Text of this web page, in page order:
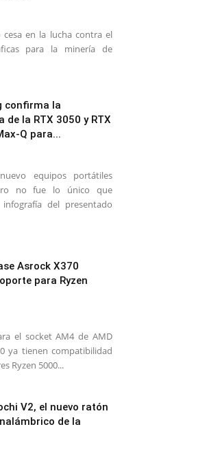
cesa en la lucha contra el
para la minería de
confirma la
de la RTX 3050 y RTX
Q para...
equipos portátiles
no fue lo único que
del presentado
Asrock X370
para Ryzen
el socket AM4 de AMD
ya tienen compatibilidad
Ryzen 5000...
V2, el nuevo ratón
de la